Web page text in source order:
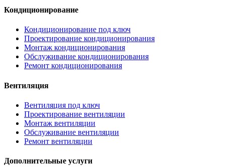
Кондиционирование
Кондиционирование под ключ
Проектирование кондиционирования
Монтаж кондиционирования
Обслуживание кондиционирования
Ремонт кондиционирования
Вентиляция
Вентиляция под ключ
Проектирование вентиляции
Монтаж вентиляции
Обслуживание вентиляции
Ремонт вентиляции
Дополнительные услуги